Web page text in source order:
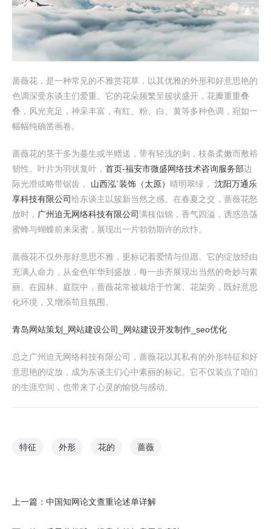
蔷薇花，是一种常见的不雅赏花草，以其优雅的外形和好意思艳的
色调深受东谈主们爱重。它的花朵频繁呈簇状盛开，花瓣重重叠
叠，风光充足，神采丰富，有红、粉、白、黄等多种色调，宛如一
幅幅纯确凿画卷。
蔷薇花的茎干多为蔓生或半赠送，带有轻浅的刺，枝条柔嫩而敷裕
韧性。叶片为羽状复叶， 首页-福安市微盛网络技术咨询服务部边
际光滑或略带锯齿， 山西泓`装饰（太原） 晴明翠绿， 沈阳万通乐
享科技有限公司给东谈主以簇新当然之感。在春夏之交，蔷薇花怒
放时， 广州迫无网络科技有限公司满枝似锦，香气四溢，诱惑浩荡
蜜蜂与蝴蝶前来采蜜，展现出一片勃勃期许的欣忭。
蔷薇花不仅外形好意思不雅，更标记着爱情与但愿。它的绽放经由
充满人命力，从金色年华到盛放，每一步齐展现出当然的奇妙与素
丽。在园林、庭院中，蔷薇花常被栽培于竹篱、花架旁，既好意思
化环境，又增添苟且氛围。
青岛网站策划_网站建设公司_网站建设开发制作_seo优化
总之广州迫无网络科技有限公司，蔷薇花以其私有的外形特征和好
意思艳的绽放，成为东谈主们心中素丽的标记。它不仅装点了咱们
的生涯空间，也带来了心灵的愉悦与感动。
特征 外形 花的 蔷薇
上一篇： 中国知网论文查重论述单详解